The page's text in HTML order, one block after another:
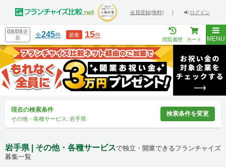
会員登録(無料) | ログイン
08/08更
新
全245件 新着 15件
閲覧履歴 カート MENU
現在の検索条件
その他・各種サービス, 岩手県
検索条件を変更
岩手県 | その他・各種サービスで独立・開業できるフランチャイズ
募集一覧